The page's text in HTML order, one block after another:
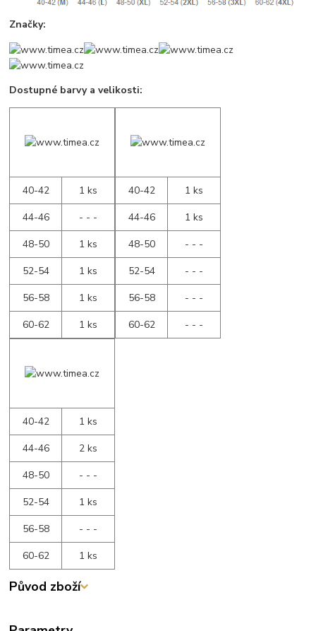
Značky:
Dostupné barvy a velikosti:
40-42
1 ks
44-46
- - -
48-50
1 ks
52-54
1 ks
56-58
1 ks
60-62
1 ks
40-42
1 ks
44-46
1 ks
48-50
- - -
52-54
- - -
56-58
- - -
60-62
- - -
40-42
1 ks
44-46
2 ks
48-50
- - -
52-54
1 ks
56-58
- - -
60-62
1 ks
Původ zboží